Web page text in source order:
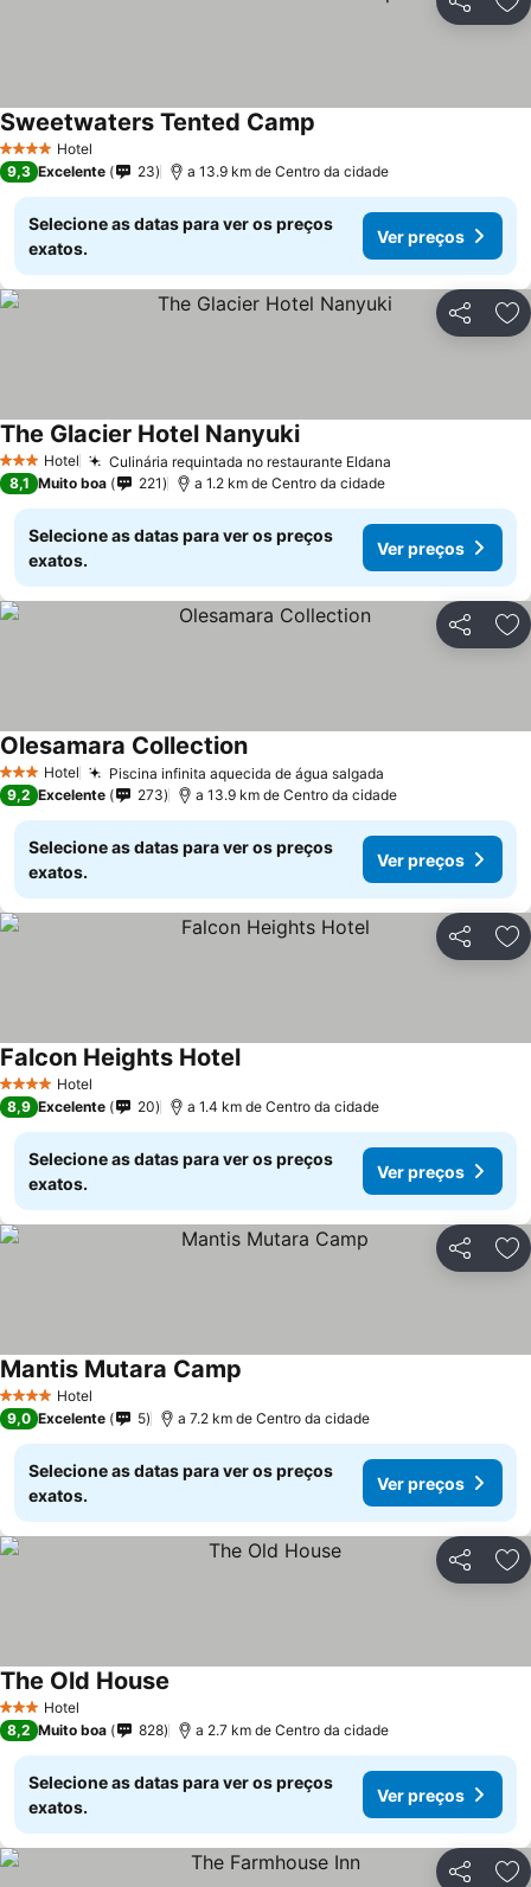
Partilhar
4 EstrelasHotel
Sweetwaters Tented Camp
9,3 Excelente 23 a 13.9 km de Centro da cidade
Selecione as datas para ver os preços
exatos.
Ver preços
Partilhar
3 EstrelasHotel Culinária requintada no restaurante Eldana
The Glacier Hotel NanyukiVer preços
8,1 Muito boa 221 a 1.2 km de Centro da cidade
Selecione as datas para ver os preços
exatos.
Ver preços
Partilhar
3 EstrelasHotel Piscina infinita aquecida de água salgada
Olesamara CollectionVer preços
9,2 Excelente 273 a 13.9 km de Centro da cidade
Selecione as datas para ver os preços
exatos.
Ver preços
Partilhar
4 EstrelasHotel
Falcon Heights HotelVer preços
8,9 Excelente 20 a 1.4 km de Centro da cidade
Selecione as datas para ver os preços
exatos.
Ver preços
Partilhar
4 EstrelasHotel
Mantis Mutara Camp
9,0 Excelente 5 a 7.2 km de Centro da cidade
Selecione as datas para ver os preços
exatos.
Ver preços
Partilhar
3 EstrelasHotel
The Old House
8,2 Muito boa 828 a 2.7 km de Centro da cidade
Selecione as datas para ver os preços
exatos.
Ver preços
Partilhar